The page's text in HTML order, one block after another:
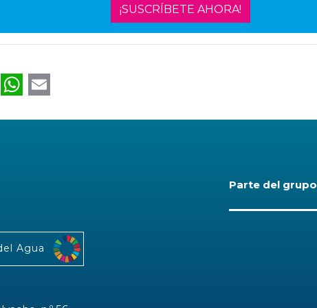
¡SUSCRÍBETE AHORA!
LinkedIn
WhatsApp
Parte del grupo
Agua